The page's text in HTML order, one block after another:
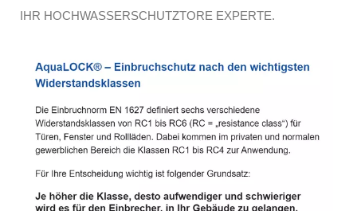
IHR HOCHWASSERSCHUTZTORE EXPERTE.